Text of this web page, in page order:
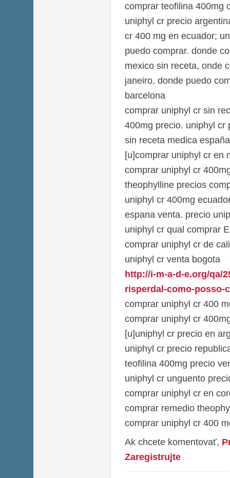
comprar teofilina 400mg
uniphyl cr precio
cr 400 mg en ecuador;
puedo comprar. donde
mexico sin receta, onde
janeiro, donde puedo
barcelona
comprar uniphyl cr sin
400mg precio. uniphyl cr
sin receta medica
[u]comprar uniphyl cr en
comprar uniphyl cr
theophylline precios
uniphyl cr 400mg
espana venta. precio
uniphyl cr qual comprar
comprar uniphyl cr de
uniphyl cr venta bogota
http://i-m-a-d-e.org/qa/
risperdal-como-posso-
comprar uniphyl cr 400
comprar uniphyl cr
[u]uniphyl cr precio en
uniphyl cr precio
teofilina 400mg precio
uniphyl cr unguento
comprar uniphyl cr en
comprar remedio
comprar uniphyl cr 400
Ak chcete komentovať,
Zaregistrujte